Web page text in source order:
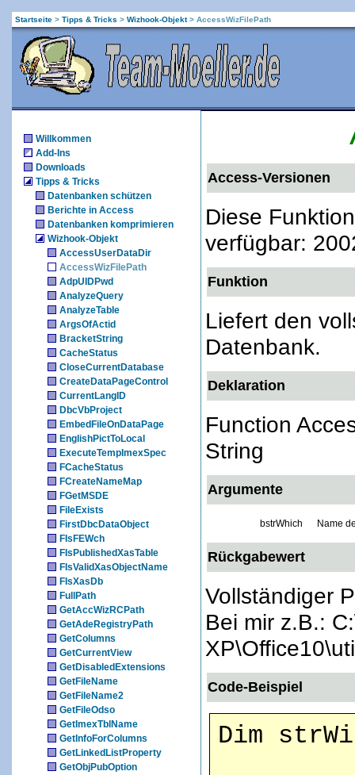
Startseite > Tipps & Tricks > Wizhook-Objekt> AccessWizFilePath
Willkommen
Add-Ins
Downloads
Tipps & Tricks
Datenbanken schützen
Berichte in Access
Datenbanken komprimieren
Wizhook-Objekt
AccessUserDataDir
AccessWizFilePath
AdpUIDPwd
AnalyzeQuery
AnalyzeTable
ArgsOfActid
BracketString
CacheStatus
CloseCurrentDatabase
CreateDataPageControl
CurrentLangID
DbcVbProject
EmbedFileOnDataPage
EnglishPictToLocal
ExecuteTempImexSpec
FCacheStatus
FCreateNameMap
FGetMSDE
FileExists
FirstDbcDataObject
FIsFEWch
FIsPublishedXasTable
FIsValidXasObjectName
FIsXasDb
FullPath
GetAccWizRCPath
GetAdeRegistryPath
GetColumns
GetCurrentView
GetDisabledExtensions
GetFileName
GetFileName2
GetFileOdso
GetImexTblName
GetInfoForColumns
GetLinkedListProperty
GetObjPubOption
Access-Versionen
Diese
verfügbar:
Funktion
Liefert den
Datenbank.
Deklaration
Function
String
Argumente
bstrWhich Name
Rückgabewert
Vollständiger
Bei mir z.B.:
Code-Beispiel
Dim